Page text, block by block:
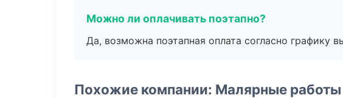
Можно ли оплачивать поэтапно?
Да, возможна поэтапная оплата согласно графику
Похожие компании: Малярные работы